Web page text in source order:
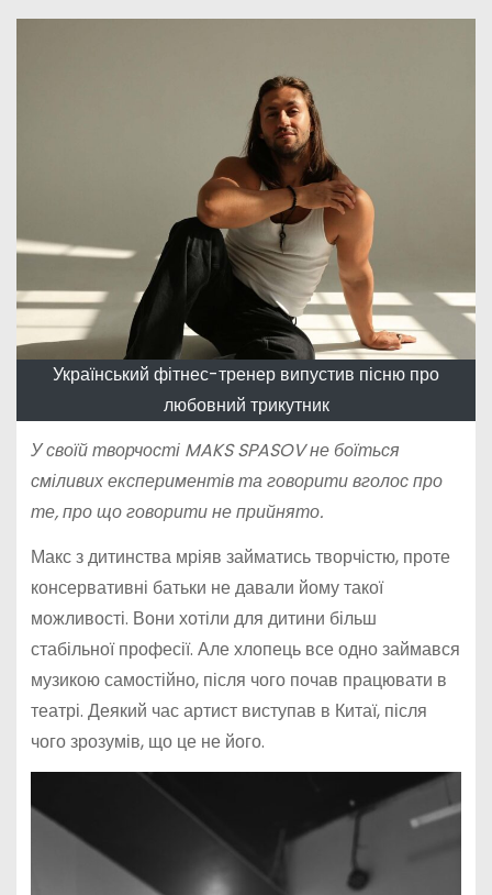
Український фітнес-тренер випустив пісню про
любовний трикутник
У своїй творчості MAKS SPASOV не боїться
сміливих експериментів та говорити вголос про
те, про що говорити не прийнято.
Макс з дитинства мріяв займатись творчістю, проте
консервативні батьки не давали йому такої
можливості. Вони хотіли для дитини більш
стабільної професії. Але хлопець все одно займався
музикою самостійно, після чого почав працювати в
театрі. Деякий час артист виступав в Китаї, після
чого зрозумів, що це не його.